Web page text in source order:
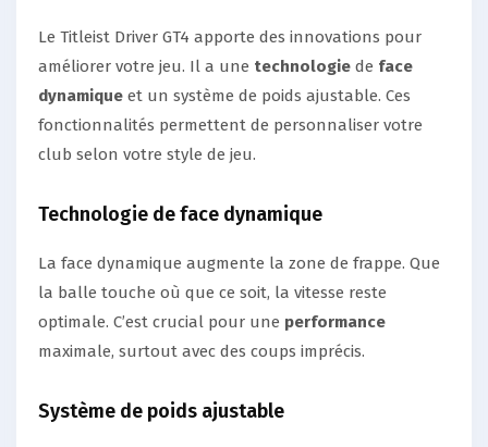
Le Titleist Driver GT4 apporte des innovations pour
améliorer votre jeu. Il a une technologie de face
dynamique et un système de poids ajustable. Ces
fonctionnalités permettent de personnaliser votre
club selon votre style de jeu.
Technologie de face dynamique
La face dynamique augmente la zone de frappe. Que
la balle touche où que ce soit, la vitesse reste
optimale. C’est crucial pour une performance
maximale, surtout avec des coups imprécis.
Système de poids ajustable